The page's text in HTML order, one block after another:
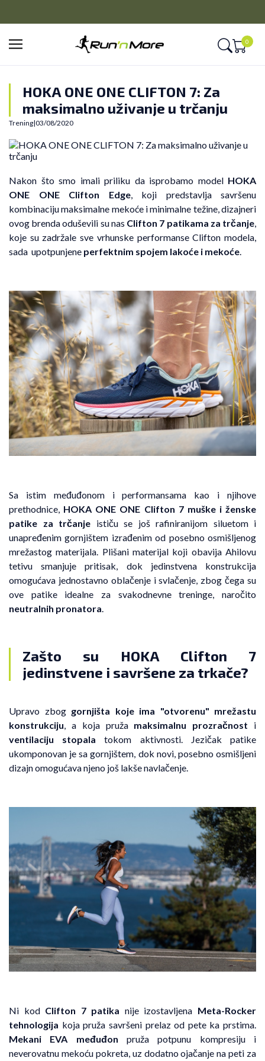
0
HOKA ONE ONE CLIFTON 7: Za
maksimalno uživanje u trčanju
Trening|03/08/2020
Nakon što smo imali priliku da isprobamo model HOKA
ONE ONE Clifton Edge, koji predstavlja savršenu
kombinaciju maksimalne mekoće i minimalne težine, dizajneri
ovog brenda oduševili su nas Clifton 7 patikama za trčanje,
koje su zadržale sve vrhunske performanse Clifton modela,
sada upotpunjene perfektnim spojem lakoće i mekoće.
Sa istim međuđonom i performansama kao i njihove
prethodnice, HOKA ONE ONE Clifton 7 muške i ženske
patike za trčanje ističu se još rafiniranijom siluetom i
unapređenim gornjištem izrađenim od posebno osmišljenog
mrežastog materijala. Plišani materijal koji obavija Ahilovu
tetivu smanjuje pritisak, dok jedinstvena konstrukcija
omogućava jednostavno oblačenje i svlačenje, zbog čega su
ove patike idealne za svakodnevne treninge, naročito
neutralnih pronatora
Zašto su HOKA Clifton 7
jedinstvene i savršene za trkače?
Upravo zbog gornjišta koje ima "otvorenu" mrežastu
konstrukciju , a koja pruža maksimalnu prozračnost i
ventilaciju stopala tokom aktivnosti. Jezičak patike
ukomponovan je sa gornjištem, dok novi, posebno osmišljeni
dizajn omogućava njeno još lakše navlačenje.
Ni kod Clifton 7 patika nije izostavljena Meta-Rocker
tehnologija koja pruža savršeni prelaz od pete ka prstima.
Mekani EVA međuđon pruža potpunu kompresiju i
neverovatnu mekoću pokreta, uz dodatno ojačanje na peti za